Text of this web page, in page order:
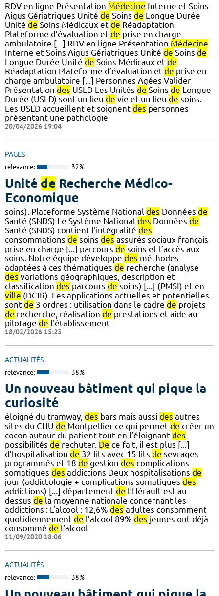
RDV en ligne Présentation Médecine Interne et Soins
Aigus Gériatriques Unité de Soins de Longue Durée
Unité de Soins Médicaux et de Réadaptation
Plateforme d’évaluation et de prise en charge
ambulatoire [...] RDV en ligne Présentation Médecine
Interne et Soins Aigus Gériatriques Unité de Soins de
Longue Durée Unité de Soins Médicaux et de
Réadaptation Plateforme d’évaluation et de prise en
charge ambulatoire [...] Personnes Agées Valider
Présentation des USLD Les Unités de Soins de Longue
Durée (USLD) sont un lieu de vie et un lieu de soins.
Les USLD accueillent et soignent des personnes
présentant une pathologie
20/04/2026 19:04
PAGES
relevance: 32%
Unité de Recherche Médico-
Economique
soins). Plateforme Système National des Données de
Santé (SNDS) Le Système National des Données de
Santé (SNDS) contient l'intégralité des
consommations de soins des assurés sociaux français
prise en charge [...] parcours de soins et l’accès aux
soins. Notre équipe développe des méthodes
adaptées à ces thématiques de recherche (analyse
des variations géographiques, description et
classification des parcours de soins) [...] (PMSI) et en
ville (DCIR). Les applications actuelles et potentielles
sont de 3 ordres : utilisation dans le cadre de projets
de recherche, réalisation de prestations et aide au
pilotage de l'établissement
18/02/2026 15:25
ACTUALITÉS
relevance: 38%
Un nouveau bâtiment qui pique la
curiosité
éloigné du tramway, des bars mais aussi des autres
sites du CHU de Montpellier ce qui permet de créer un
cocon autour du patient tout en l’éloignant des
possibilités de rechuter. De ce fait, il est plus [...]
d’hospitalisation de 32 lits avec 15 lits de sevrages
programmés et 18 de gestion des complications
somatiques des addictions Deux hospitalisations de
jour (addictologie + complications somatiques des
addictions) [...] département de l’Hérault est au-
dessus de la moyenne nationale concernant les
addictions : L’alcool : 12,6% des adultes consomment
quotidiennement de l’alcool 89% des jeunes ont déjà
consommé de l’alcool
11/09/2020 18:06
ACTUALITÉS
relevance: 38%